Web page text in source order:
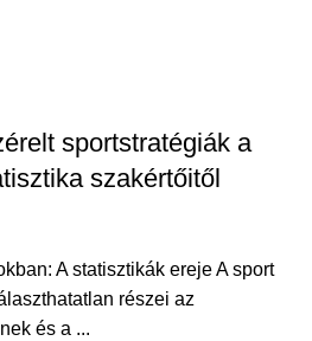
sportstratégiák a
szakértőitől
A statisztikák ereje A sport
részei az
és a ...